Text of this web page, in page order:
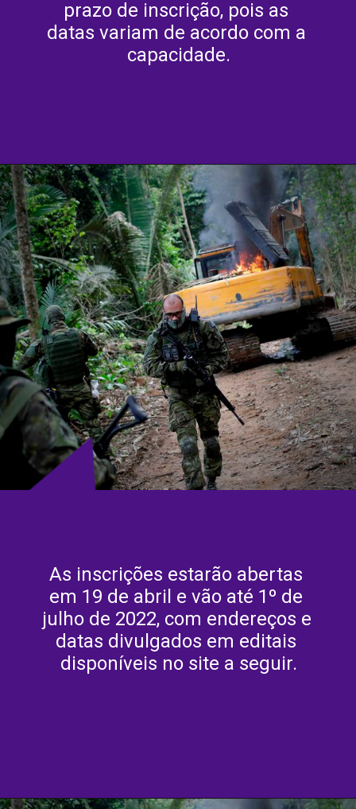
prazo de inscrição, pois as
datas variam de acordo com a
capacidade.
As inscrições estarão abertas
em 19 de abril e vão até 1º de
julho de 2022, com endereços e
datas divulgados em editais
disponíveis no site a seguir.